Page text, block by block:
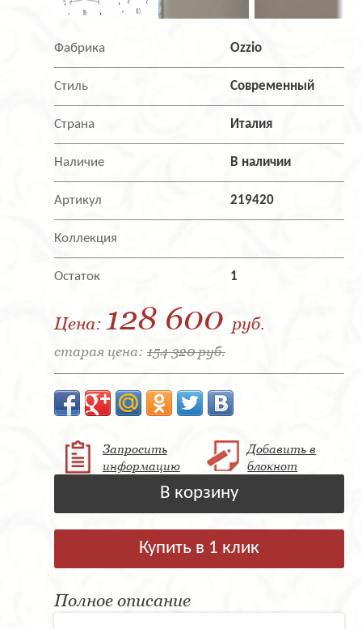
Фабрика Ozzio
Стиль Современный
Страна Италия
Наличие В наличии
Артикул 219420
Коллекция
Остаток 1
Цена: 128 600 руб.
старая цена: 154 320 руб.
Запросить
информацию
Добавить в
блокнот
В корзину
Купить в 1 клик
Полное описание